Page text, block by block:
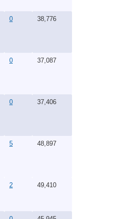
0 38,776
0 37,087
0 37,406
5 48,897
2 49,410